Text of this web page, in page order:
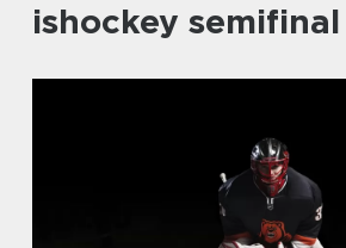
ishockey